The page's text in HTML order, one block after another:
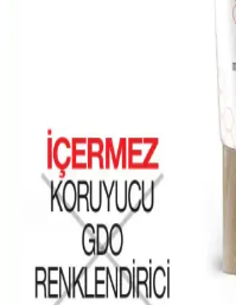
Akne Eğilimli Ciltler
Doğru Kullanım
Akne eğilimli ciltler için iz
ipuçlarıyla cilt sağlığını
Akne Eğilimli Ciltler
Temizleyicileri ve
Akne eğilimli ciltler için
doğru kullanım ipuçlarıyla cilt